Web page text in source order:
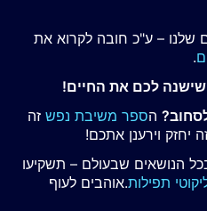
שלנו – ע"כ חובה לקרוא את
.
לכם את החיים!
הספר משיבת נפש זה
יחזק וירענן אתכם!
הנושאים שבעולם – תשקיעו
תפילות.אוהבים לעוף